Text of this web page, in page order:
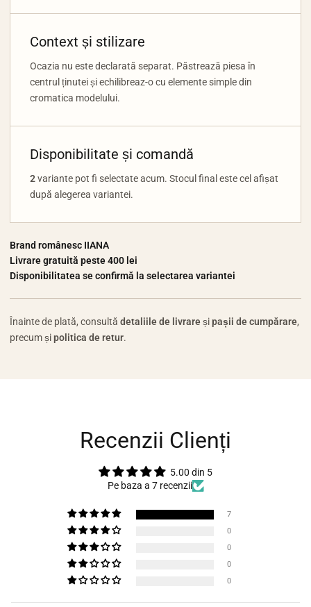
Context și stilizare
Ocazia nu este declarată separat. Păstrează piesa în
centrul ținutei și echilibreaz-o cu elemente simple din
cromatica modelului.
Disponibilitate și comandă
2variante pot fi selectate acum. Stocul final este cel afișat
după alegerea variantei.
Brand românesc IIANA
Livrare gratuită peste 400 lei
Disponibilitatea se confirmă la selectarea variantei
Înainte de plată, consultă detaliile de livrare șipașii de cumpărare,
precum șipolitica de retur.
Recenzii Clienți
5.00 din 5
Pe baza a 7 recenzii
7
0
0
0
0